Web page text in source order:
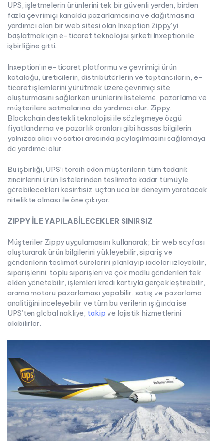
UPS, işletmelerin ürünlerini tek bir güvenli yerden, birden
fazla çevrimiçi kanalda pazarlamasına ve dağıtmasına
yardımcı olan bir web sitesi olan Inxeption Zippy’yi
başlatmak için e-ticaret teknolojisi şirketi Inxeption ile
işbirliğine gitti.
Inxeption’ın e-ticaret platformu ve çevrimiçi ürün
kataloğu, üreticilerin, distribütörlerin ve toptancıların, e-
ticaret işlemlerini yürütmek üzere çevrimiçi site
oluşturmasını sağlarken ürünlerini listeleme, pazarlama ve
müşterilere satmalarına da yardımcı olur. Zippy,
Blockchain destekli teknolojisi ile sözleşmeye özgü
fiyatlandırma ve pazarlık oranları gibi hassas bilgilerin
yalnızca alıcı ve satıcı arasında paylaşılmasını sağlamaya
da yardımcı olur.
Bu işbirliği, UPS’i tercih eden müşterilerin tüm tedarik
zincirlerini ürün listelerinden teslimata kadar tümüyle
görebilecekleri kesintisiz, uçtan uca bir deneyim yaratacak
nitelikte olması ile öne çıkıyor.
ZIPPY İLE YAPILABİLECEKLER SINIRSIZ
Müşteriler Zippy uygulamasını kullanarak; bir web sayfası
oluşturarak ürün bilgilerini yükleyebilir, sipariş ve
gönderilerin teslimat sürelerini planlayıp iadeleri izleyebilir,
siparişlerini, toplu siparişleri ve çok modlu gönderileri tek
elden yönetebilir, işlemleri kredi kartıyla gerçekleştirebilir,
arama motoru pazarlaması yapabilir, satış ve pazarlama
analitiğini inceleyebilir ve tüm bu verilerin ışığında ise
UPS’ten global nakliye, takip ve lojistik hizmetlerini
alabilirler.